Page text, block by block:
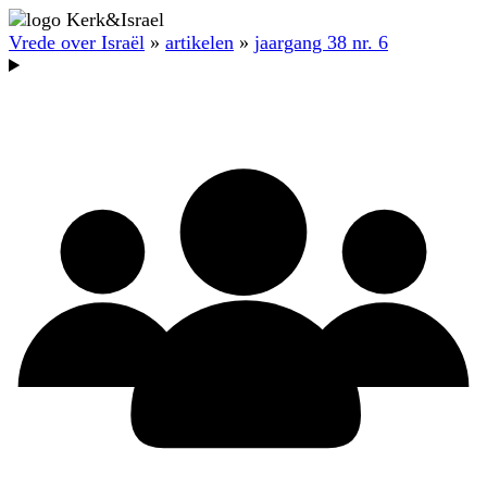
Vrede over Israël » artikelen » jaargang 38 nr. 6